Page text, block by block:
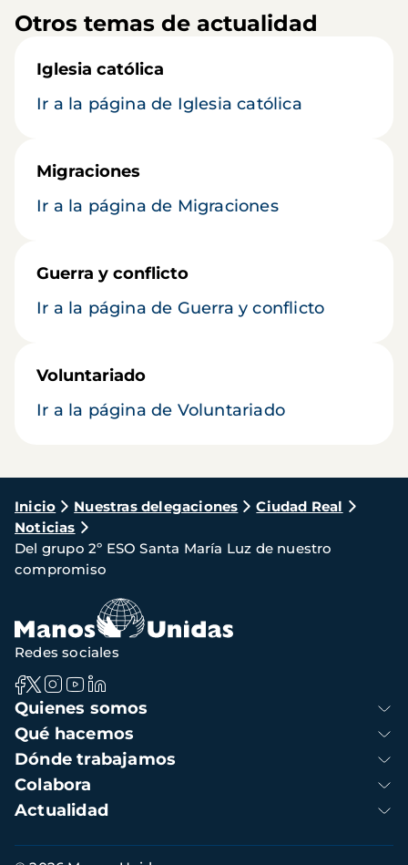
Otros temas de actualidad
Iglesia católica
Ir a la página de Iglesia católica
Migraciones
Ir a la página de Migraciones
Guerra y conflicto
Ir a la página de Guerra y conflicto
Voluntariado
Ir a la página de Voluntariado
Ruta
de
navegación
Inicio Nuestras delegaciones
Ciudad Real
Noticias
Del grupo 2º ESO Santa María Luz de nuestro
compromiso
Navegación
principal
Quienes somos
Qué hacemos
Dónde trabajamos
Colabora
Actualidad
Redes sociales